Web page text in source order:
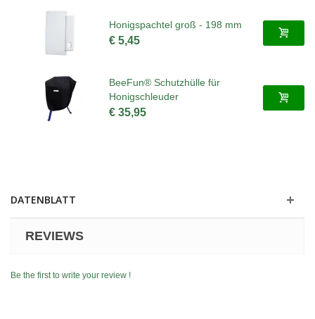
Honigspachtel groß - 198 mm
€ 5,45
BeeFun® Schutzhülle für
Honigschleuder
€ 35,95
DATENBLATT
REVIEWS
Be the first to write your review !